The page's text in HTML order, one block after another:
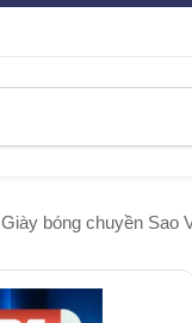
Giày bóng chuyền Sao